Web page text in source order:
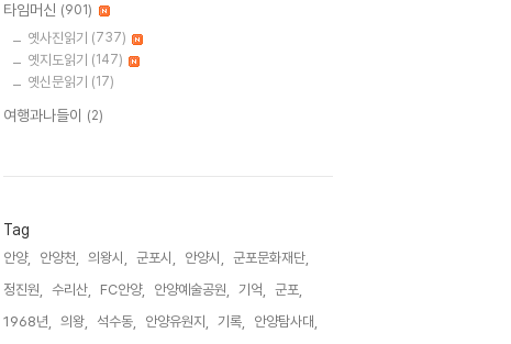
타임머신 (901)
옛사진읽기 (737)
옛지도읽기 (147)
옛신문읽기 (17)
여행과나들이 (2)
Tag
안양, 안양천, 의왕시, 군포시, 안양시,
군포문화재단,
정진원,
수리산, FC안양, 안양예술공원, 기억,
군포,
1968년,
의왕, 석수동, 안양유원지, 기록,
안양탐사대,